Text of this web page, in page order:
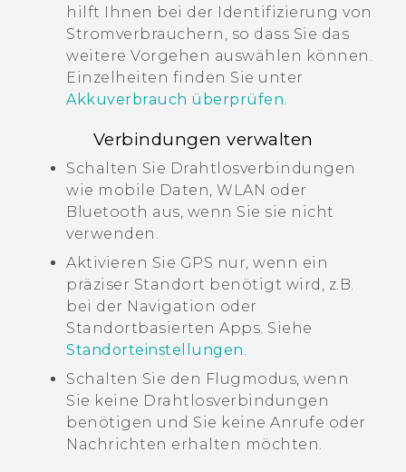
hilft Ihnen bei der Identifizierung von
Stromverbrauchern, so dass Sie das
weitere Vorgehen auswählen können.
Einzelheiten finden Sie unter
Akkuverbrauch überprüfen.
Verbindungen verwalten
Schalten Sie Drahtlosverbindungen
wie mobile Daten, WLAN oder
Bluetooth aus, wenn Sie sie nicht
verwenden.
Aktivieren Sie GPS nur, wenn ein
präziser Standort benötigt wird, z.B.
bei der Navigation oder
Standortbasierten Apps. Siehe
Standorteinstellungen
Schalten Sie den Flugmodus, wenn
Sie keine Drahtlosverbindungen
benötigen und Sie keine Anrufe oder
Nachrichten erhalten möchten.